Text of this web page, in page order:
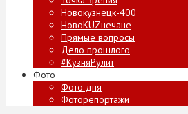
Новокузнецк-400
НовоKUZнечане
Прямые вопросы
Дело прошлого
#КузняРулит
Фото
Фото дня
Фоторепортажи